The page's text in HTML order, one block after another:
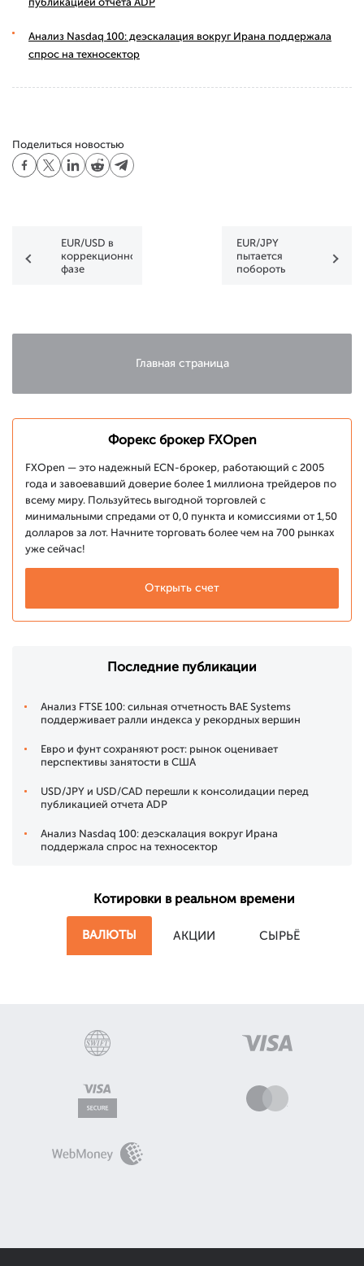
Анализ Nasdaq 100: деэскалация вокруг Ирана поддержала
спрос на техносектор
Поделиться новостью
EUR/USD в
коррекционной
фазе
EUR/JPY
пытается
побороть
данные по
Главная страница
Форекс брокер FXOpen
FXOpen — это надежный ECN-брокер, работающий с 2005
года и завоевавший доверие более 1 миллиона трейдеров по
всему миру. Пользуйтесь выгодной торговлей с
минимальными спредами от 0,0 пункта и комиссиями от 1,50
долларов за лот. Начните торговать более чем на 700 рынках
уже сейчас!
Открыть счет
Последние публикации
Анализ FTSE 100: сильная отчетность BAE Systems
поддерживает ралли индекса у рекордных вершин
Евро и фунт сохраняют рост: рынок оценивает
перспективы занятости в США
USD/JPY и USD/CAD перешли к консолидации перед
публикацией отчета ADP
Анализ Nasdaq 100: деэскалация вокруг Ирана
поддержала спрос на техносектор
Котировки в реальном времени
ВАЛЮТЫ АКЦИИ СЫРЬЁ